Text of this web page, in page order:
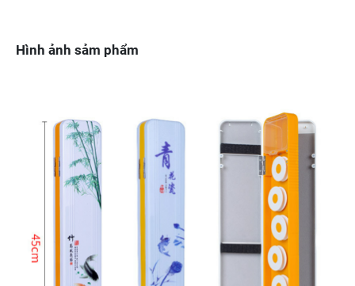
Hình ảnh sảm phẩm